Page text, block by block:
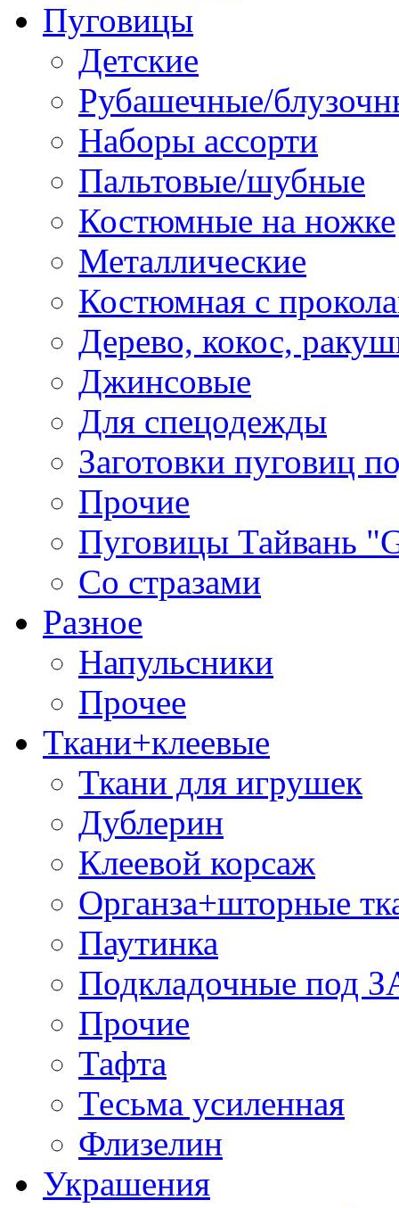
Пуговицы
Детские
Рубашечные/
Наборы ассорти
Пальтовые/шубные
Костюмные на ножке
Металлические
Костюмная с
Дерево, кокос,
Джинсовые
Для спецодежды
Заготовки пуговиц
Прочие
Пуговицы Тайвань
Со стразами
Разное
Напульсники
Прочее
Ткани+клеевые
Ткани для игрушек
Дублерин
Клеевой корсаж
Органза+шторные
Паутинка
Подкладочные под
Прочие
Тафта
Тесьма усиленная
Флизелин
Украшения